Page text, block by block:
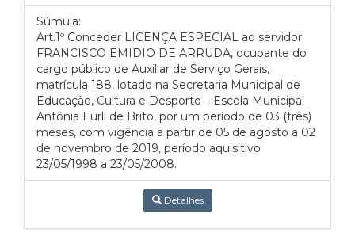
Súmula:
Art.1º Conceder LICENÇA ESPECIAL ao servidor
FRANCISCO EMIDIO DE ARRUDA, ocupante do
cargo público de Auxiliar de Serviço Gerais,
matrícula 188, lotado na Secretaria Municipal de
Educação, Cultura e Desporto – Escola Municipal
Antônia Eurli de Brito, por um período de 03 (três)
meses, com vigência a partir de 05 de agosto a 02
de novembro de 2019, período aquisitivo
23/05/1998 a 23/05/2008.
Detalhes